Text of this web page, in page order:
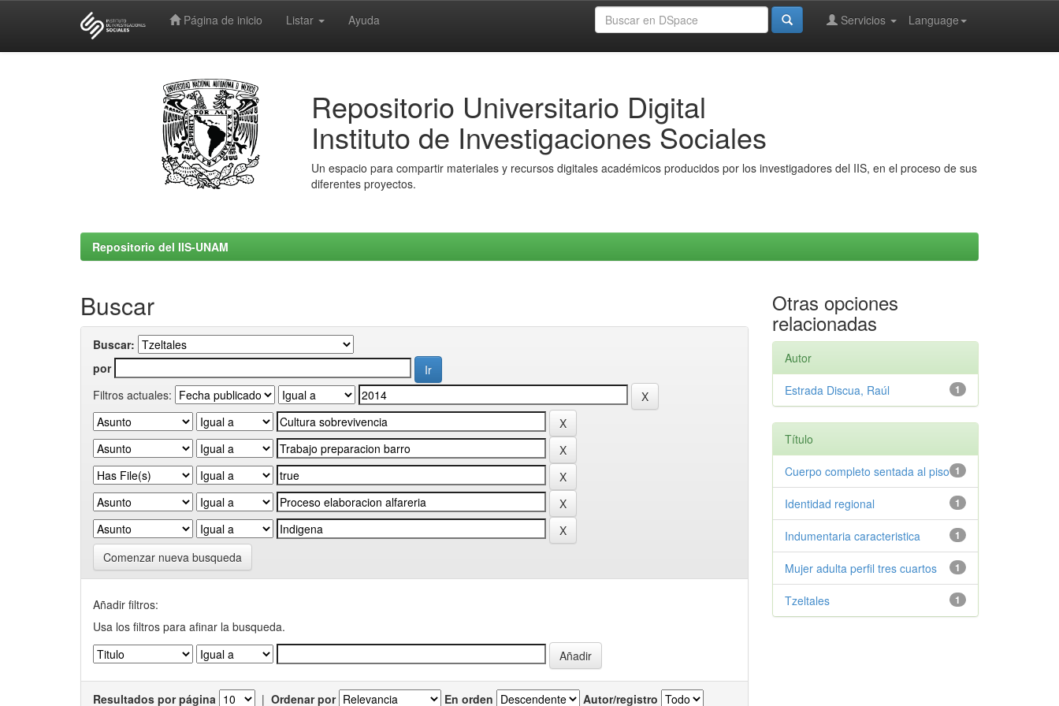
Página de inicio Listar Ayuda Language
Servicios
Repositorio Universitario Digital
Instituto de Investigaciones Sociales
Un espacio para compartir materiales y recursos digitales académicos producidos por los investigadores del IIS, en el proceso de sus
diferentes proyectos.
Repositorio del IIS-UNAM
Buscar
Buscar:
por
Filtros actuales:
Comenzar nueva busqueda
Añadir filtros:
Usa los filtros para afinar la busqueda.
Resultados por página | Ordenar por En orden Autor/registro
Otras opciones
relacionadas
Autor
1
Estrada Discua, Raúl
Título
1
Cuerpo completo sentada al piso
1
Identidad regional
1
Indumentaria caracteristica
1
Mujer adulta perfil tres cuartos
1
Tzeltales